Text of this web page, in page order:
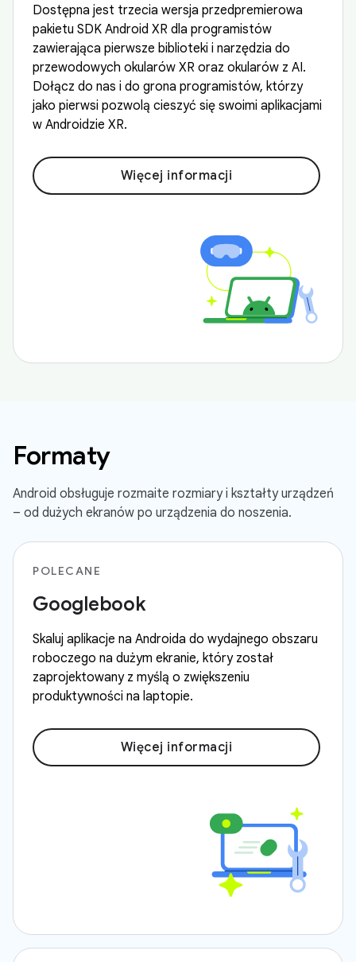
Dostępna jest trzecia wersja przedpremierowa
pakietu SDK Android XR dla programistów
zawierająca pierwsze biblioteki i narzędzia do
przewodowych okularów XR oraz okularów z AI.
Dołącz do nas i do grona programistów, którzy
jako pierwsi pozwolą cieszyć się swoimi aplikacjami
w Androidzie XR.
Więcej informacji
Formaty
Android obsługuje rozmaite rozmiary i kształty urządzeń
– od dużych ekranów po urządzenia do noszenia.
POLECANE
Googlebook
Skaluj aplikacje na Androida do wydajnego obszaru
roboczego na dużym ekranie, który został
zaprojektowany z myślą o zwiększeniu
produktywności na laptopie.
Więcej informacji